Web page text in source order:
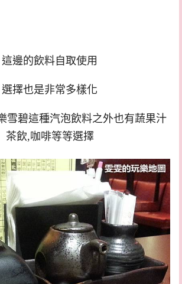
這邊的飲料自取使用
選擇也是非常多樣化
雪碧這種汽泡飲料之外也有蔬果汁
茶飲,咖啡等等選擇